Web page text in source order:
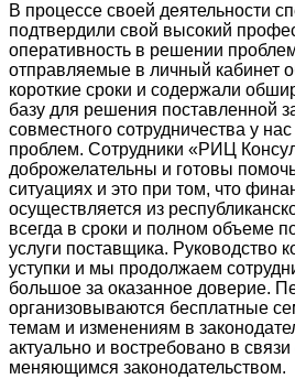
В процессе своей деятельности
подтвердили свой высокий
оперативность в решении
отправляемые в личный кабинет
короткие сроки и содержали
базу для решения поставленной
совместного сотрудничества у
проблем. Сотрудники «РИЦ
доброжелательны и готовы
ситуациях и это при том, что
осуществляется из
всегда в сроки и полном объеме
услуги поставщика. Руководство
уступки и мы продолжаем
большое за оказанное доверие.
организовываются бесплатные
темам и изменениям в
актуально и востребовано в
меняющимся законодательством.